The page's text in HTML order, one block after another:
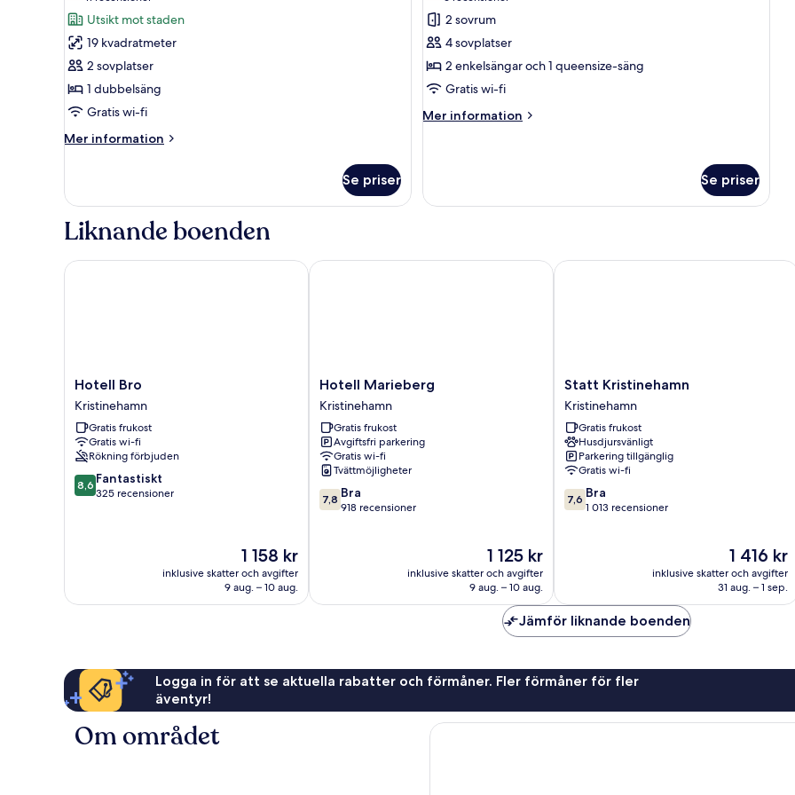
för
Dubbelrum
-
icke-
rökare
Utsikt mot staden
19 kvadratmeter
2 sovplatser
1 dubbelsäng
Gratis wi-fi
Mer information
Mer
-
icke-
rökare
Se priser
för
Familjerum
2 sovrum
4 sovplatser
2 enkelsängar och 1 queensize-säng
Gratis wi-fi
Mer information
Mer
Se priser
Liknande boenden
Hotell
Bro
Kristinehamn
Hotell Bro
Kristinehamn
Gratis frukost
Gratis wi-fi
Rökning förbjuden
8.6
av
8,6 Fantastiskt
325 recensioner
Priset
är
1 158 kr
1 158 kr
inklusive skatter och avgifter
9 aug. – 10 aug.
Hotell Bro
Hotell
Marieberg
Kristinehamn
Hotell Marieberg
Kristinehamn
Gratis frukost
Avgiftsfri parkering
Gratis wi-fi
Tvättmöjligheter
7.8
av
7,8 Bra
918 recensioner
Priset
är
1 125 kr
1 125 kr
inklusive skatter och avgifter
9 aug. – 10 aug.
Hotell Marieberg
Statt
Kristinehamn
Kristinehamn
Statt Kristinehamn
Kristinehamn
Gratis frukost
Husdjursvänligt
Parkering tillgänglig
Gratis wi-fi
7.6
av
7,6 Bra
1 013 recensioner
Priset
är
1 416 kr
1 416 kr
inklusive skatter och avgifter
31 aug. – 1 sep.
Statt Kristinehamn
Jämför liknande boenden
Logga in för att se aktuella rabatter och förmåner. Fler förmåner för fler
äventyr!
Om området